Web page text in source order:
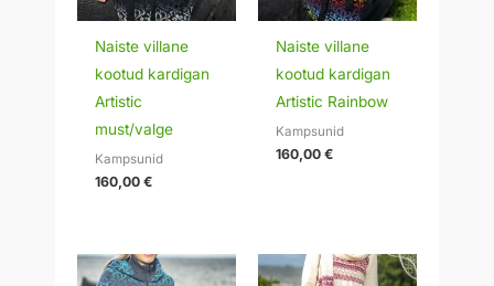
Naiste villane
kootud kardigan
Artistic
must/valge
Kampsunid
160,00€
Naiste villane
kootud kardigan
Artistic Rainbow
Kampsunid
160,00€